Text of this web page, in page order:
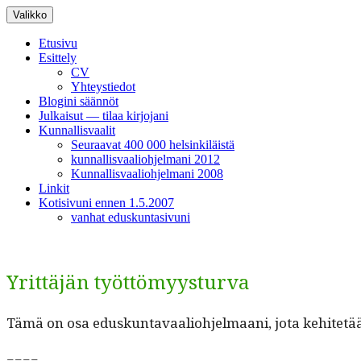
Siirry
sisältöön
Valikko
Etusivu
Esittely
CV
Yhteystiedot
Blogini säännöt
Julkaisut — tilaa kirjojani
Kunnallisvaalit
Seuraavat 400 000 helsinkiläistä
kunnallisvaaliohjelmani 2012
Kunnallisvaaliohjelmani 2008
Linkit
Kotisivuni ennen 1.5.2007
vanhat eduskuntasivuni
Yrittäjän työttömyysturva
Tämä on osa eduskun­tavaalio­hjel­maani, jota